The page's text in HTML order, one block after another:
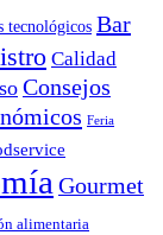
tecnológicos Bar
Calidad
Consejos
Feria
Gourmet
alimentaria